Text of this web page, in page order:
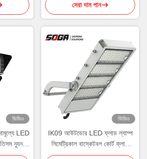
সেরা দাম পান
ভিডিও
LED
ন্যূনতম
ভিডিও
IK09 আউটডোর LED ফ্লাড ল্যাম্প
সিমেট্রিকাল বাস্কেটবল কোর্ট ফ্লাড
লাইট